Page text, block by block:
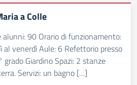
a Colle
alunni: 90 Orario di funzionamento:
venerdì Aule: 6 Refettorio presso
grado Giardino Spazi: 2 stanze
Servizi: un bagno […]